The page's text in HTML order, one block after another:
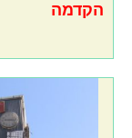
הקדמה